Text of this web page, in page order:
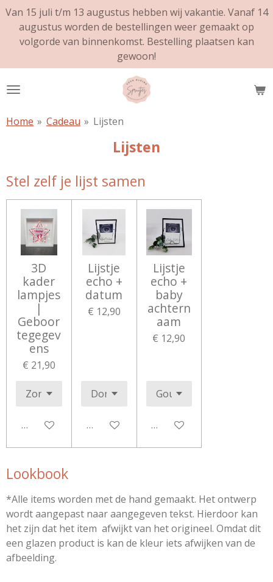
Ga
direct
naar
hoofdinhoud
Van 15 juli t/m 13 augustus hebben wij vakantie. Vanaf 14
augustus worden de bestellingen weer gemaakt op
volgorde van binnenkomst. Bestelling plaatsen kan
gewoon!
Home » Cadeau » Lijsten
Lijsten
Stel zelf je lijst samen
3D
kader
lampjes
|
Geboor
tegegev
ens
€ 21,90
Bekijk details
Lijstje
echo +
datum
€ 12,90
Bekijk details
Lijstje
echo +
baby
achtern
aam
€ 12,90
Bekijk details
Lookbook
*Alle items worden met de hand gemaakt. Het ontwerp
wordt aangepast naar aangegeven tekst. Hierdoor kan
het zijn dat het item afwijkt van het origineel. Omdat dit
een glazen product is kan de kleur iets afwijken van de
afbeelding.